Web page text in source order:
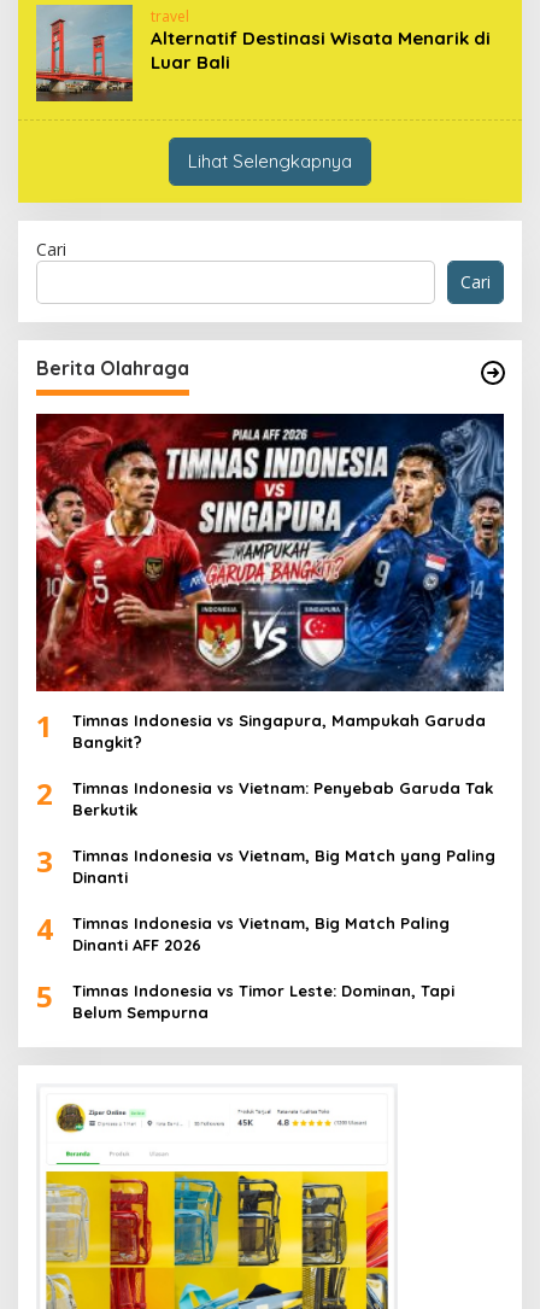
travel
Alternatif Destinasi Wisata Menarik di
Luar Bali
Lihat Selengkapnya
Cari
Cari
Berita Olahraga
1
Timnas Indonesia vs Singapura, Mampukah Garuda
Bangkit?
2
Timnas Indonesia vs Vietnam: Penyebab Garuda Tak
Berkutik
3
Timnas Indonesia vs Vietnam, Big Match yang Paling
Dinanti
4
Timnas Indonesia vs Vietnam, Big Match Paling
Dinanti AFF 2026
5
Timnas Indonesia vs Timor Leste: Dominan, Tapi
Belum Sempurna